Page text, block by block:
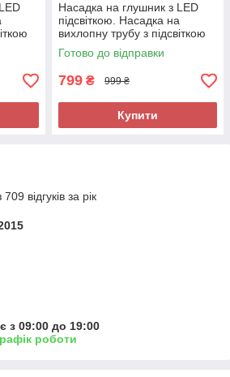
Насадка на глушник з LED
підсвіткою. Насадка на
вихлопну трубу з підсвіткою
Синя Carbon Pro
Готово до відправки
799 ₴ 999 ₴
Купити
відгуків за рік
з 09:00 до 19:00
роботи